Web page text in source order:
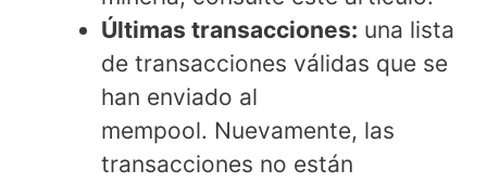
Últimas transacciones: una lista
de transacciones válidas que se
han enviado al
mempool. Nuevamente, las
transacciones no están